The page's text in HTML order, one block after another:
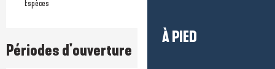
À PIED
Espèces
Périodes d'ouverture